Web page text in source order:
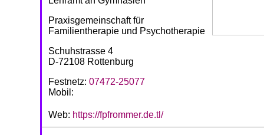
Praxisgemeinschaft für
Familientherapie und Psychotherapie
Schuhstrasse 4
D-72108 Rottenburg
Festnetz: 07472-25077
Mobil:
Web: https://fpfrommer.de.tl/